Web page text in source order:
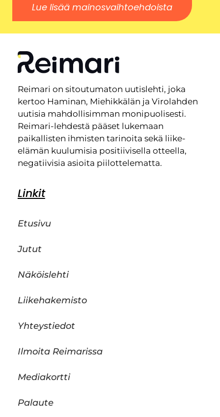
Lue lisää mainosvaihtoehdoista
Reimari on sitoutumaton uutislehti, joka
kertoo Haminan, Miehikkälän ja Virolahden
uutisia mahdollisimman monipuolisesti.
Reimari-lehdestä pääset lukemaan
paikallisten ihmisten tarinoita sekä liike-
elämän kuulumisia positiivisella otteella,
negatiivisia asioita piilottelematta.
Linkit
Etusivu
Jutut
Näköislehti
Liikehakemisto
Yhteystiedot
Ilmoita Reimarissa
Mediakortti
Palaute